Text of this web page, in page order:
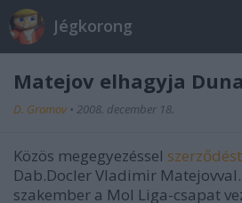
Jégkorong
Matejov elhagyja
D. Gromov • 2008. december 18.
Közös megegyezéssel
Dab.Docler Vladimir
szakember a Mol Liga-csapat